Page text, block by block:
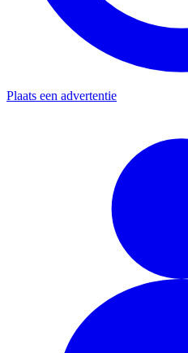
Plaats een advertentie